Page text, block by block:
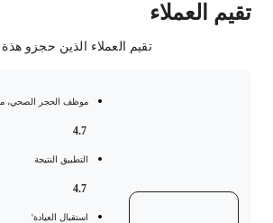
العملاء
تقيم العملاء الذين حجزو هذة
موظف الحجر الصحي،
التطبيق النتيجة
استقبال العيادة'